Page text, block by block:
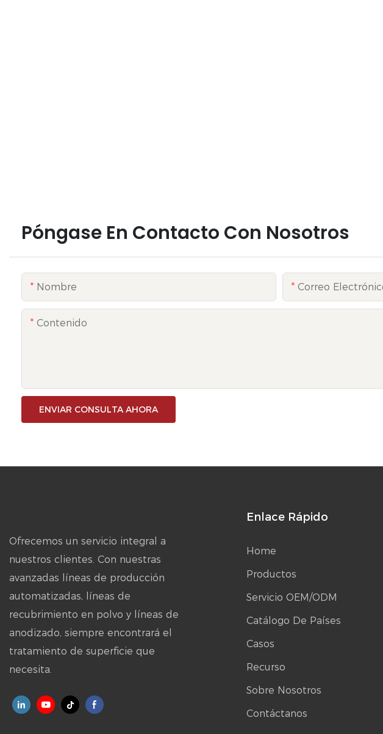
Póngase En Contacto Con Nosotros
Nombre Correo
Contenido
ENVIAR CONSULTA AHORA
Ofrecemos un servicio integral a
nuestros clientes. Con nuestras
avanzadas líneas de producción
automatizadas, líneas de
recubrimiento en polvo y líneas de
anodizado, siempre encontrará el
tratamiento de superficie que
necesita.
Enlace Rápido
Home
Productos
Servicio OEM/ODM
Catálogo De Países
Casos
Recurso
Sobre Nosotros
Contáctanos